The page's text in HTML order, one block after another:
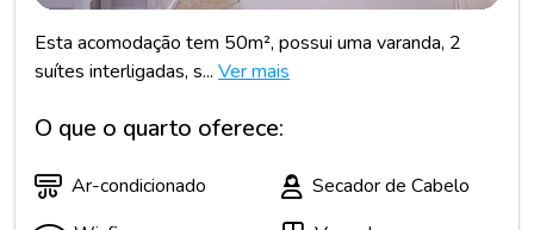
Esta acomodação tem 50m², possui uma varanda, 2
suítes interligadas, s... Ver mais
O que o quarto oferece:
Ar-condicionado
Secador de Cabelo